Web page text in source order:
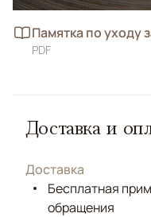
Памятка по уходу
PDF
Доставка и
Доставка
Бесплатная
обращения